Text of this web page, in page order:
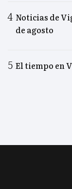
Noticias de
de agosto
El tiempo en